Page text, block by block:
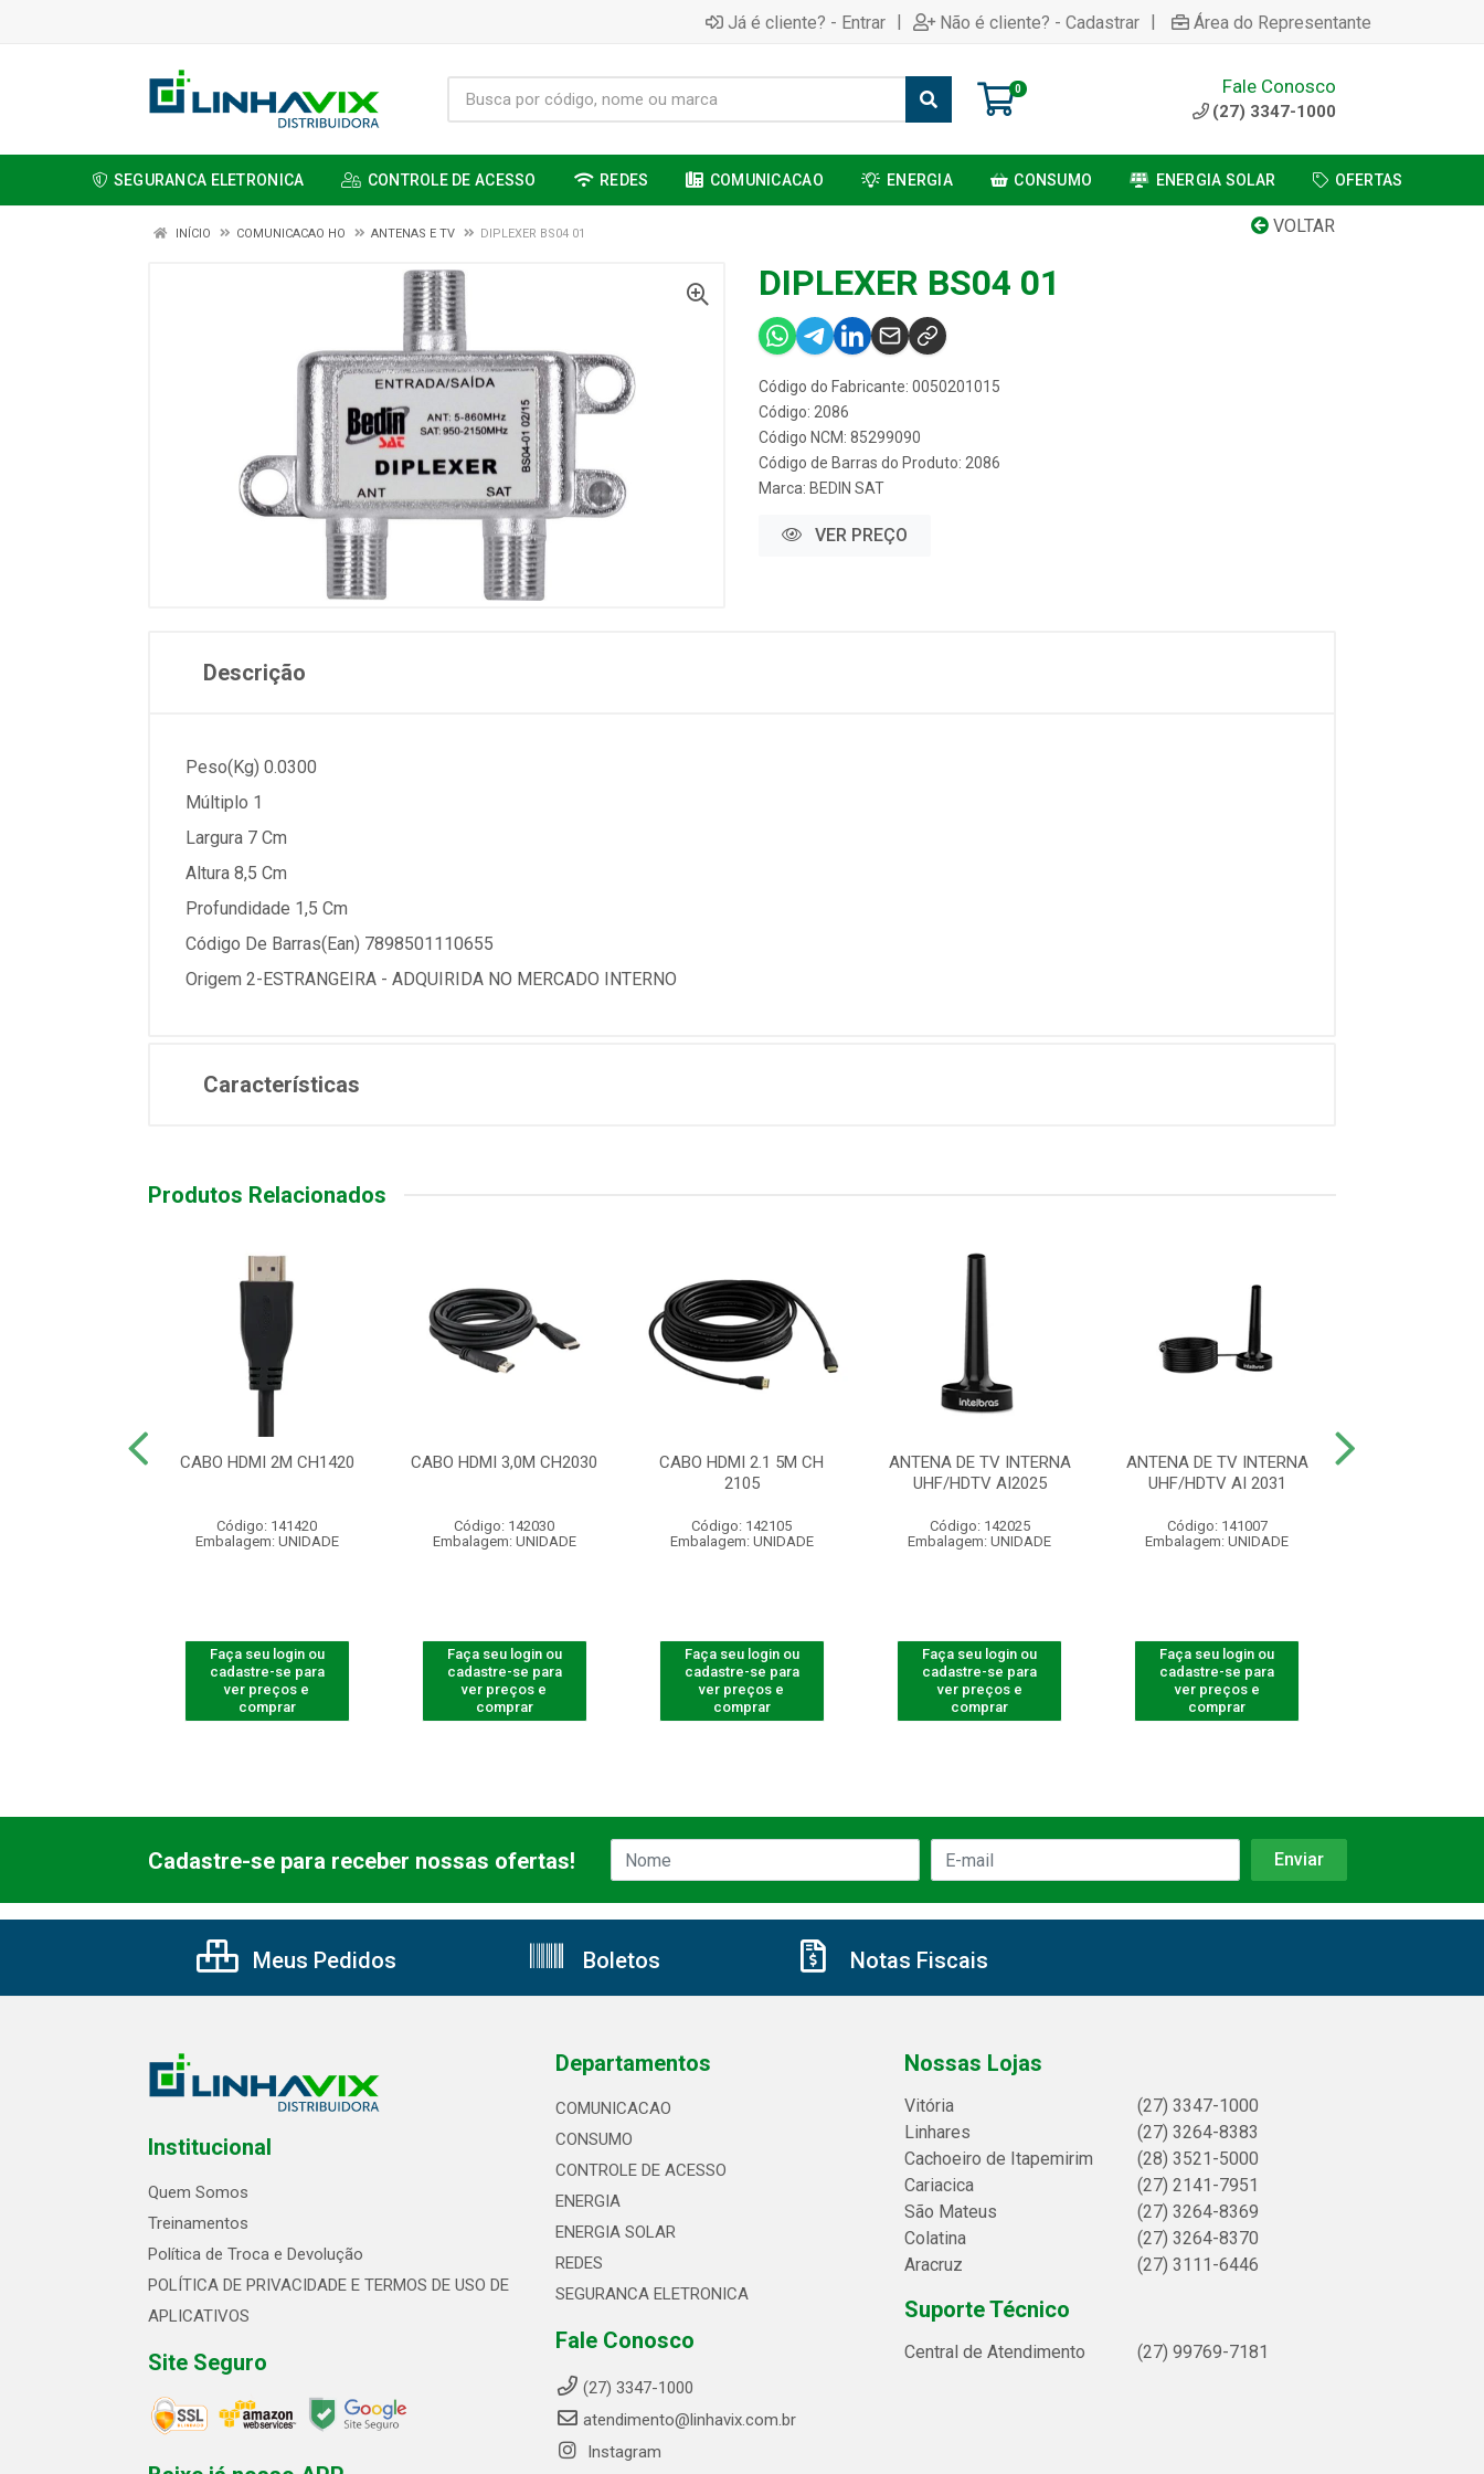
Já é cliente? - Entrar | Não é cliente? - Cadastrar | Área do Representante
0 Fale Conosco
(27) 3347-1000
SEGURANCA ELETRONICA CONTROLE DE ACESSO REDES COMUNICACAO ENERGIA CONSUMO ENERGIA SOLAR OFERTAS
VOLTAR
INÍCIO COMUNICACAO HO ANTENAS E TV DIPLEXER BS04 01
DIPLEXER BS04 01
Código do Fabricante: 0050201015
Código: 2086
Código NCM: 85299090
Código de Barras do Produto: 2086
Marca: BEDIN SAT
VER PREÇO
Descrição
Peso(Kg) 0.0300
Múltiplo 1
Largura 7 Cm
Altura 8,5 Cm
Profundidade 1,5 Cm
Código De Barras(Ean) 7898501110655
Origem 2-ESTRANGEIRA - ADQUIRIDA NO MERCADO INTERNO
Características
Produtos Relacionados
CABO HDMI 2M CH1420
Código: 141420
Embalagem: UNIDADE
Faça seu login ou
cadastre-se para
ver preços e
comprar
CABO HDMI 3,0M CH2030
Código: 142030
Embalagem: UNIDADE
Faça seu login ou
cadastre-se para
ver preços e
comprar
CABO HDMI 2.1 5M CH
2105
Código: 142105
Embalagem: UNIDADE
Faça seu login ou
cadastre-se para
ver preços e
comprar
ANTENA DE TV INTERNA
UHF/HDTV AI2025
Código: 142025
Embalagem: UNIDADE
Faça seu login ou
cadastre-se para
ver preços e
comprar
ANTENA DE TV INTERNA
UHF/HDTV AI 2031
Código: 141007
Embalagem: UNIDADE
Faça seu login ou
cadastre-se para
ver preços e
comprar
Cadastre-se para receber nossas ofertas!
Meus Pedidos Boletos Notas Fiscais
Institucional
Quem Somos
Treinamentos
Política de Troca e Devolução
POLÍTICA DE PRIVACIDADE E TERMOS DE USO DE
APLICATIVOS
Site Seguro
Departamentos
COMUNICACAO
CONSUMO
CONTROLE DE ACESSO
ENERGIA
ENERGIA SOLAR
REDES
SEGURANCA ELETRONICA
Fale Conosco
(27) 3347-1000
atendimento@linhavix.com.br
Instagram
Nossas Lojas
Vitória
(27) 3347-1000
Linhares
(27) 3264-8383
Cachoeiro de Itapemirim
(28) 3521-5000
Cariacica
(27) 2141-7951
São Mateus
(27) 3264-8369
Colatina
(27) 3264-8370
Aracruz
(27) 3111-6446
Suporte Técnico
Central de Atendimento (27) 99769-7181